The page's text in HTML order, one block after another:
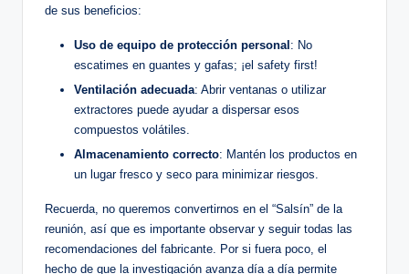
de⁣ sus beneficios:
Uso de equipo de protección personal : No
escatimes en guantes y gafas; ​¡el safety ​first!
Ventilación ​adecuada: Abrir ventanas o⁣ utilizar
extractores puede ayudar a ​dispersar esos
compuestos volátiles.
Almacenamiento correcto: Mantén ⁣los productos en
⁣un lugar fresco⁢ y seco para minimizar riesgos.
Recuerda, no ‌queremos convertirnos en el “Salsín” de la
reunión, así que es⁤ importante observar​ y seguir todas las
‍recomendaciones del ⁤fabricante. Por si fuera⁢ poco, el
hecho⁤ de que‍ la investigación avanza día a día permite